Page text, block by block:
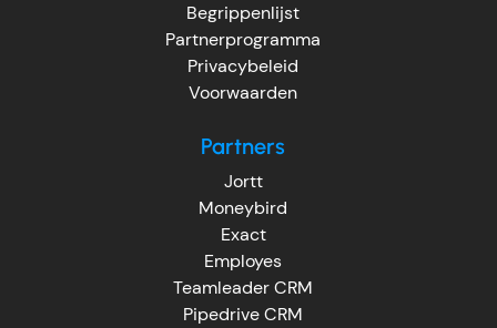
Begrippenlijst
Partnerprogramma
Privacybeleid
Voorwaarden
Partners
Jortt
Moneybird
Exact
Employes
Teamleader CRM
Pipedrive CRM